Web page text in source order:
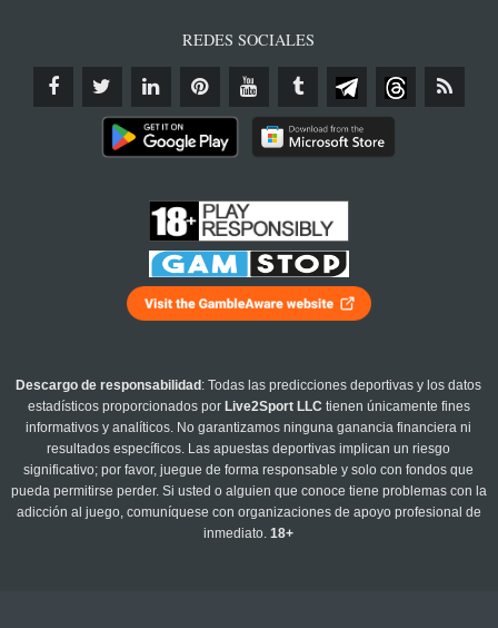
REDES SOCIALES
Descargo de responsabilidad : Todas las predicciones deportivas y los datos
estadísticos proporcionados por Live2Sport LLC tienen únicamente fines
informativos y analíticos. No garantizamos ninguna ganancia financiera ni
resultados específicos. Las apuestas deportivas implican un riesgo
significativo; por favor, juegue de forma responsable y solo con fondos que
pueda permitirse perder. Si usted o alguien que conoce tiene problemas con la
adicción al juego, comuníquese con organizaciones de apoyo profesional de
inmediato.18+